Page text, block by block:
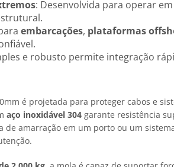
: Desenvolvida para operar
embarcações, plataformas
e robusto permite integração
é projetada para proteger cabos e
aço inoxidável 304 garante resistência
de amarração em um porto ou um